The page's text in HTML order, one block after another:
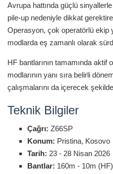
Avrupa hattında güçlü
pile-up nedeniyle dikkat
Operasyon, çok operatörlü ekip
modlarda eş zamanlı olarak
HF bantlarının tamamında
modlarının yanı sıra belirli
çalışmalarını da içerecek
Teknik Bilgiler
Çağrı: Z66SP
Konum: Pristina, Kosovo
Tarih: 23 - 28 Nisan 2026
Bantlar: 160m - 10m (HF)